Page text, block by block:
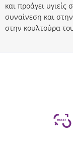
και προάγει
συναίνεση και
στην κουλτούρα